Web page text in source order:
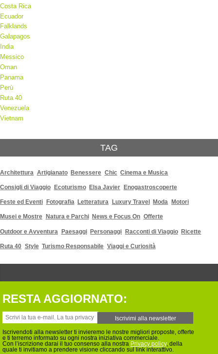
Costa Rica
Ecuador
Falklands
Galapagos
India
Messico
Oman
Panama
Perù
Ruta 40
Venezuela
Vietnam
TAG
Architettura Artigianato Benessere Chic Cinema e Musica
Consigli di Viaggio Ecoturismo Elsa Javier Enogastroscoperte
Feste ed Eventi Fotografia Letteratura Luxury Travel Moda Motori
Musei e Mostre Natura e Parchi News e Focus On Offerte
Outdoor e Avventura Paesaggi Personaggi Racconti di Viaggio Ricette
Ruta 40 Style Turismo Responsabile Viaggi e Curiosità
RESTA AGGIORNATO:
Iscrivendoti alla newsletter ti invieremo le nostre migliori proposte, offerte
e ti terremo informato su ogni nostra iniziativa commerciale.
Con l’iscrizione darai il tuo consenso alla nostra Privacy policy, della
quale ti invitiamo a prendere visione cliccando sul link interattivo.